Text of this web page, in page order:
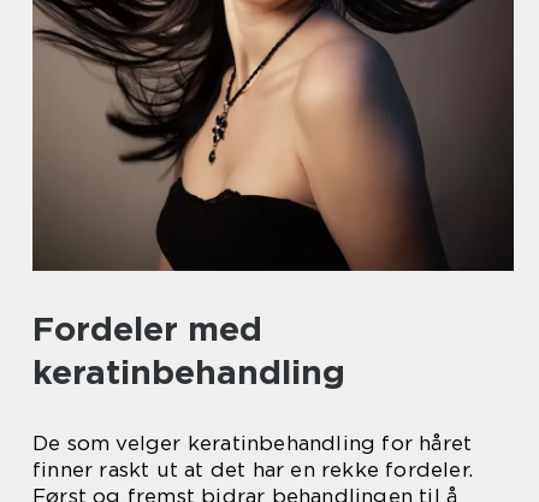
Fordeler med
keratinbehandling
De som velger keratinbehandling for håret
finner raskt ut at det har en rekke fordeler.
Først og fremst bidrar behandlingen til å